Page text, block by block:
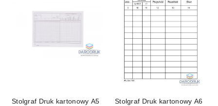
Stolgraf Druk kartonowy A5
Stolgraf Druk kartonowy A6